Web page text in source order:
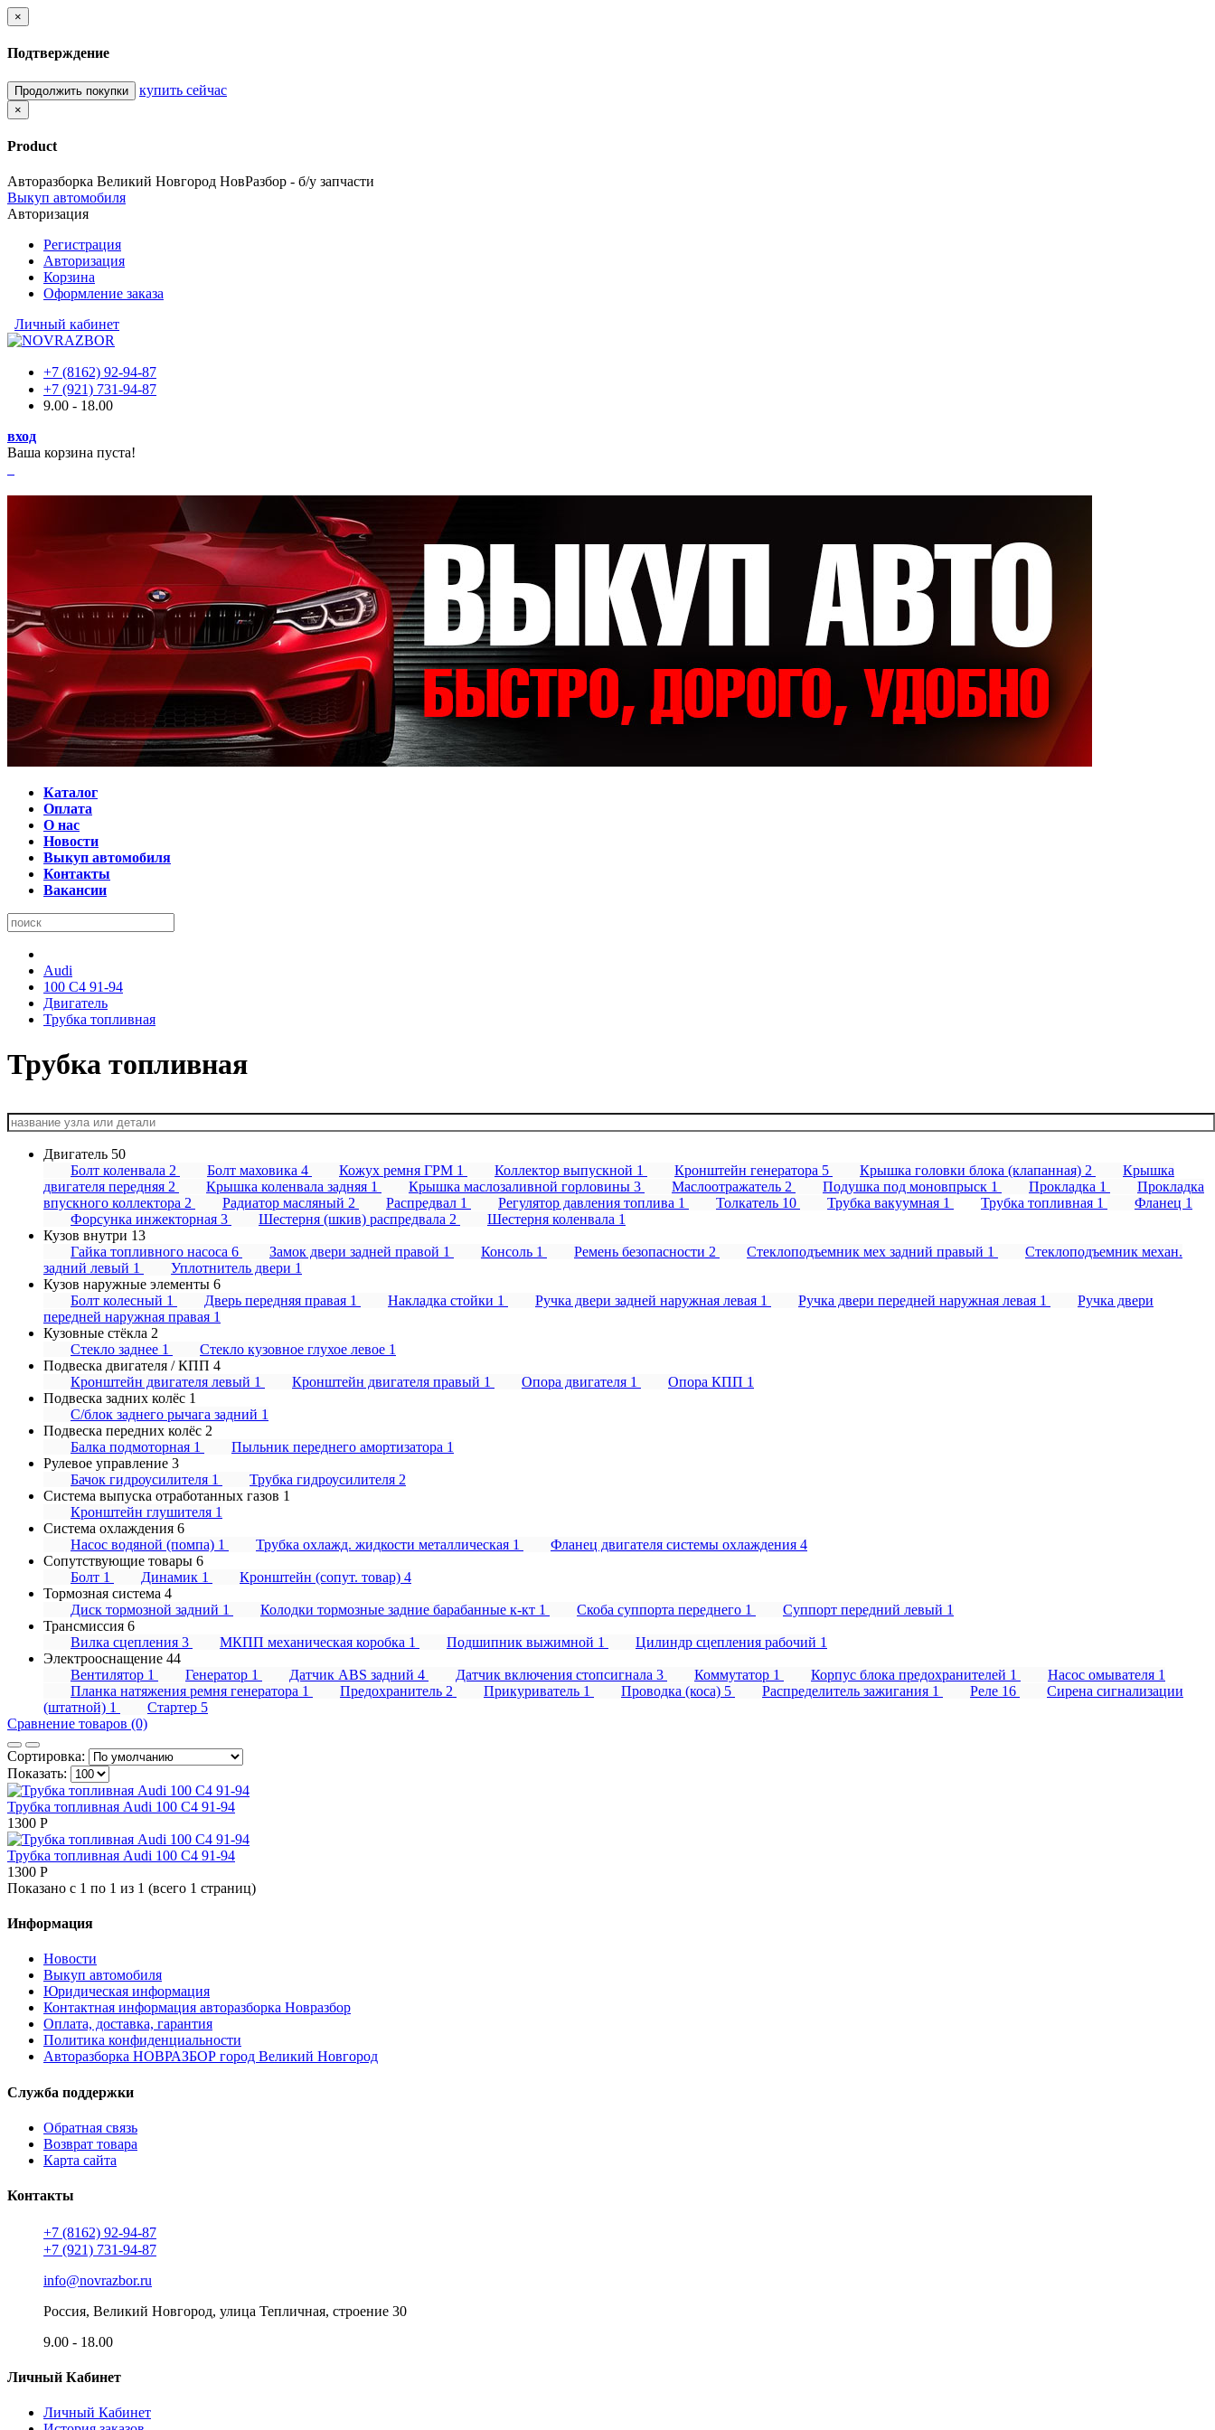
×
Подтверждение
Продолжить покупки купить сейчас
×
Product
Авторазборка Великий Новгород НовРазбор - б/у запчасти
Выкуп автомобиля
Авторизация
Регистрация
Авторизация
Корзина
Оформление заказа
Личный кабинет
+7 (8162) 92-94-87
+7 (921) 731-94-87
9.00 - 18.00
вход
Ваша корзина пуста!
Каталог
Оплата
О нас
Новости
Выкуп автомобиля
Контакты
Вакансии
Audi
100 C4 91-94
Двигатель
Трубка топливная
Трубка топливная
Двигатель 50
Болт коленвала 2 Болт маховика 4 Кожух ремня ГРМ 1 Коллектор выпускной 1 Кронштейн генератора 5 Крышка головки блока (клапанная) 2
Крышка
двигателя передняя 2 Крышка коленвала задняя 1 Крышка маслозаливной горловины 3 Маслоотражатель 2 Подушка под моновпрыск 1 Прокладка 1
Прокладка
впускного коллектора 2 Радиатор масляный 2 Распредвал 1 Регулятор давления топлива 1 Толкатель 10 Трубка вакуумная 1 Трубка топливная 1 Фланец 1
Форсунка инжекторная 3 Шестерня (шкив) распредвала 2 Шестерня коленвала 1
Кузов внутри 13
Гайка топливного насоса 6 Замок двери задней правой 1 Консоль 1 Ремень безопасности 2 Стеклоподъемник мех задний правый 1
Стеклоподъемник механ.
задний левый 1 Уплотнитель двери 1
Кузов наружные элементы 6
Болт колесный 1 Дверь передняя правая 1 Накладка стойки 1 Ручка двери задней наружная левая 1 Ручка двери передней наружная левая 1
Ручка двери
передней наружная правая 1
Кузовные стёкла 2
Стекло заднее 1 Стекло кузовное глухое левое 1
Подвеска двигателя / КПП 4
Кронштейн двигателя левый 1 Кронштейн двигателя правый 1 Опора двигателя 1 Опора КПП 1
Подвеска задних колёс 1
С/блок заднего рычага задний 1
Подвеска передних колёс 2
Балка подмоторная 1 Пыльник переднего амортизатора 1
Рулевое управление 3
Бачок гидроусилителя 1 Трубка гидроусилителя 2
Система выпуска отработанных газов 1
Кронштейн глушителя 1
Система охлаждения 6
Насос водяной (помпа) 1 Трубка охлажд. жидкости металлическая 1 Фланец двигателя системы охлаждения 4
Сопутствующие товары 6
Болт 1 Динамик 1 Кронштейн (сопут. товар) 4
Тормозная система 4
Диск тормозной задний 1 Колодки тормозные задние барабанные к-кт 1 Скоба суппорта переднего 1 Суппорт передний левый 1
Трансмиссия 6
Вилка сцепления 3 МКПП механическая коробка 1 Подшипник выжимной 1 Цилиндр сцепления рабочий 1
Электрооснащение 44
Вентилятор 1 Генератор 1 Датчик ABS задний 4 Датчик включения стопсигнала 3 Коммутатор 1 Корпус блока предохранителей 1 Насос омывателя 1
Планка натяжения ремня генератора 1 Предохранитель 2 Прикуриватель 1 Проводка (коса) 5 Распределитель зажигания 1 Реле 16
Сирена сигнализации
(штатной) 1 Стартер 5
Сравнение товаров (0)
Сортировка:
Показать:
Трубка топливная Audi 100 C4 91-94
1300 P
Трубка топливная Audi 100 C4 91-94
1300 P
Показано с 1 по 1 из 1 (всего 1 страниц)
Информация
Новости
Выкуп автомобиля
Юридическая информация
Контактная информация авторазборка Новразбор
Оплата, доставка, гарантия
Политика конфиденциальности
Авторазборка НОВРАЗБОР город Великий Новгород
Служба поддержки
Обратная связь
Возврат товара
Карта сайта
Контакты
+7 (8162) 92-94-87
+7 (921) 731-94-87
info@novrazbor.ru
Россия, Великий Новгород, улица Тепличная, строение 30
9.00 - 18.00
Личный Кабинет
Личный Кабинет